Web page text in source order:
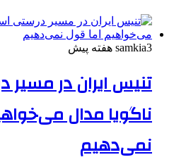
samkia3 هفته پیش
تنیس ایران در
ناگویا مدال
نمی‌دهیم